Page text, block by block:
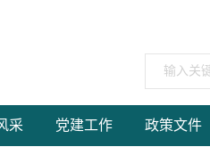
采 党建工作 政策文件